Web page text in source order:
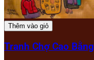
Thêm vào giỏ
Tranh Chợ Cao Bằng